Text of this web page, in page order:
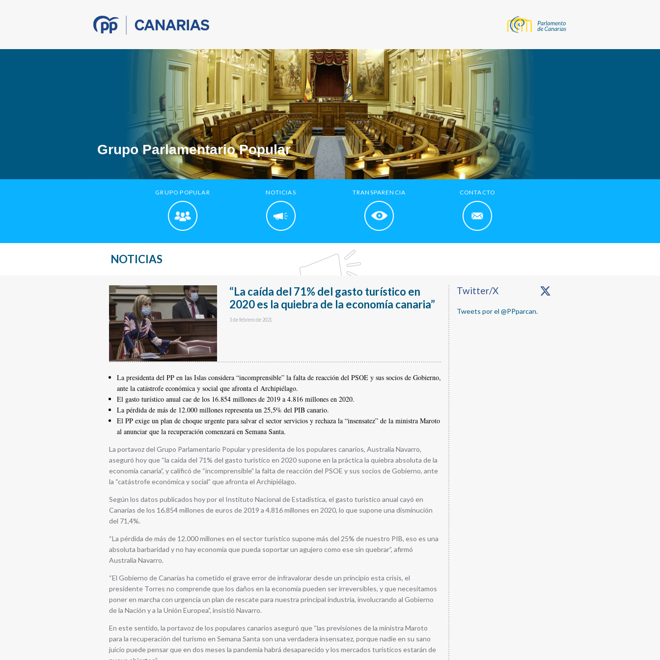
Grupo Parlamentario Popular
GRUPO POPULAR NOTICIAS TRANSPARENCIA CONTACTO
NOTICIAS
“La caída del 71% del gasto turístico en
2020 es la quiebra de la economía canaria”
3 de febrero de 2021
La presidenta del PP en las Islas considera “incomprensible” la falta de reacción del PSOE y sus socios de Gobierno,
ante la catástrofe económica y social que afronta el Archipiélago.
El gasto turístico anual cae de los 16.854 millones de 2019 a 4.816 millones en 2020.
La pérdida de más de 12.000 millones representa un 25,5% del PIB canario.
El PP exige un plan de choque urgente para salvar el sector servicios y rechaza la “insensatez” de la ministra Maroto
al anunciar que la recuperación comenzará en Semana Santa.
La portavoz del Grupo Parlamentario Popular y presidenta de los populares canarios, Australia Navarro,
aseguró hoy que “la caída del 71% del gasto turístico en 2020 supone en la práctica la quiebra absoluta de la
economía canaria”, y calificó de “incomprensible” la falta de reacción del PSOE y sus socios de Gobierno, ante
la “catástrofe económica y social” que afronta el Archipiélago.
Según los datos publicados hoy por el Instituto Nacional de Estadística, el gasto turístico anual cayó en
Canarias de los 16.854 millones de euros de 2019 a 4.816 millones en 2020, lo que supone una disminución
del 71,4%.
“La pérdida de más de 12.000 millones en el sector turístico supone más del 25% de nuestro PIB, eso es una
absoluta barbaridad y no hay economía que pueda soportar un agujero como ese sin quebrar”, afirmó
Australia Navarro.
“El Gobierno de Canarias ha cometido el grave error de infravalorar desde un principio esta crisis, el
presidente Torres no comprende que los daños en la economía pueden ser irreversibles, y que necesitamos
poner en marcha con urgencia un plan de rescate para nuestra principal industria, involucrando al Gobierno
de la Nación y a la Unión Europea”, insistió Navarro.
En este sentido, la portavoz de los populares canarios aseguró que “las previsiones de la ministra Maroto
para la recuperación del turismo en Semana Santa son una verdadera insensatez, porque nadie en su sano
juicio puede pensar que en dos meses la pandemia habrá desaparecido y los mercados turísticos estarán de
Primary
Twitter/X
Tweets por el @PPparcan.